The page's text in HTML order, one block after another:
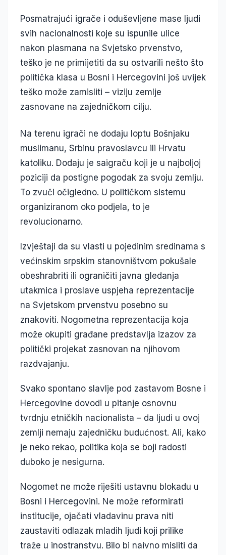
Posmatrajući igrače i oduševljene mase ljudi
svih nacionalnosti koje su ispunile ulice
nakon plasmana na Svjetsko prvenstvo,
teško je ne primijetiti da su ostvarili nešto što
politička klasa u Bosni i Hercegovini još uvijek
teško može zamisliti – viziju zemlje
zasnovane na zajedničkom cilju.
Na terenu igrači ne dodaju loptu Bošnjaku
muslimanu, Srbinu pravoslavcu ili Hrvatu
katoliku. Dodaju je saigraču koji je u najboljoj
poziciji da postigne pogodak za svoju zemlju.
To zvuči očigledno. U političkom sistemu
organiziranom oko podjela, to je
revolucionarno.
Izvještaji da su vlasti u pojedinim sredinama s
većinskim srpskim stanovništvom pokušale
obeshrabriti ili ograničiti javna gledanja
utakmica i proslave uspjeha reprezentacije
na Svjetskom prvenstvu posebno su
znakoviti. Nogometna reprezentacija koja
može okupiti građane predstavlja izazov za
politički projekat zasnovan na njihovom
razdvajanju.
Svako spontano slavlje pod zastavom Bosne i
Hercegovine dovodi u pitanje osnovnu
tvrdnju etničkih nacionalista – da ljudi u ovoj
zemlji nemaju zajedničku budućnost. Ali, kako
je neko rekao, politika koja se boji radosti
duboko je nesigurna.
Nogomet ne može riješiti ustavnu blokadu u
Bosni i Hercegovini. Ne može reformirati
institucije, ojačati vladavinu prava niti
zaustaviti odlazak mladih ljudi koji prilike
traže u inostranstvu. Bilo bi naivno misliti da